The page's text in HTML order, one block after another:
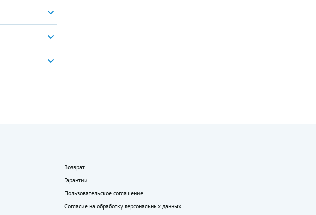
Возврат
Гарантии
Пользовательское соглашение
Согласие на обработку персональных данных